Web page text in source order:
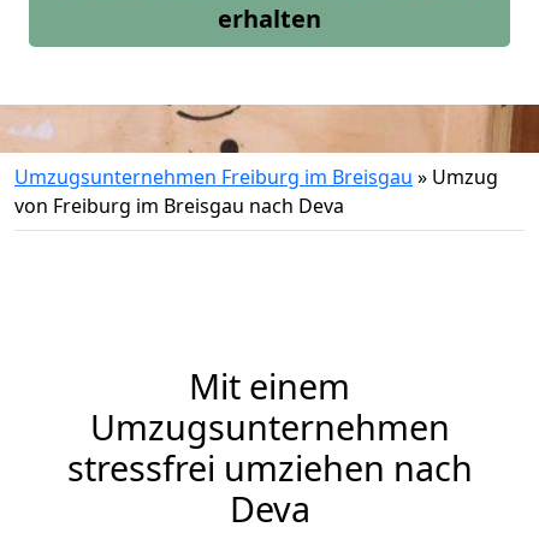
erhalten
Umzugsunternehmen Freiburg im Breisgau » Umzug
von Freiburg im Breisgau nach Deva
Mit einem
Umzugsunternehmen
stressfrei umziehen nach
Deva